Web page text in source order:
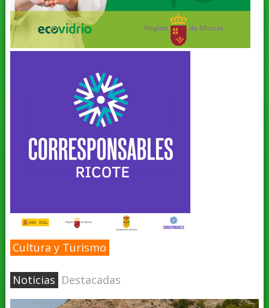
Cultura y Turismo
Noticias Destacadas